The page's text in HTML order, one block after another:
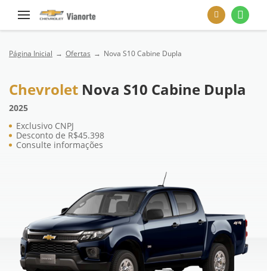
Página Inicial Ofertas Nova S10 Cabine Dupla
Chevrolet Nova S10 Cabine Dupla
2025
Exclusivo CNPJ
Desconto de R$45.398
Consulte informações